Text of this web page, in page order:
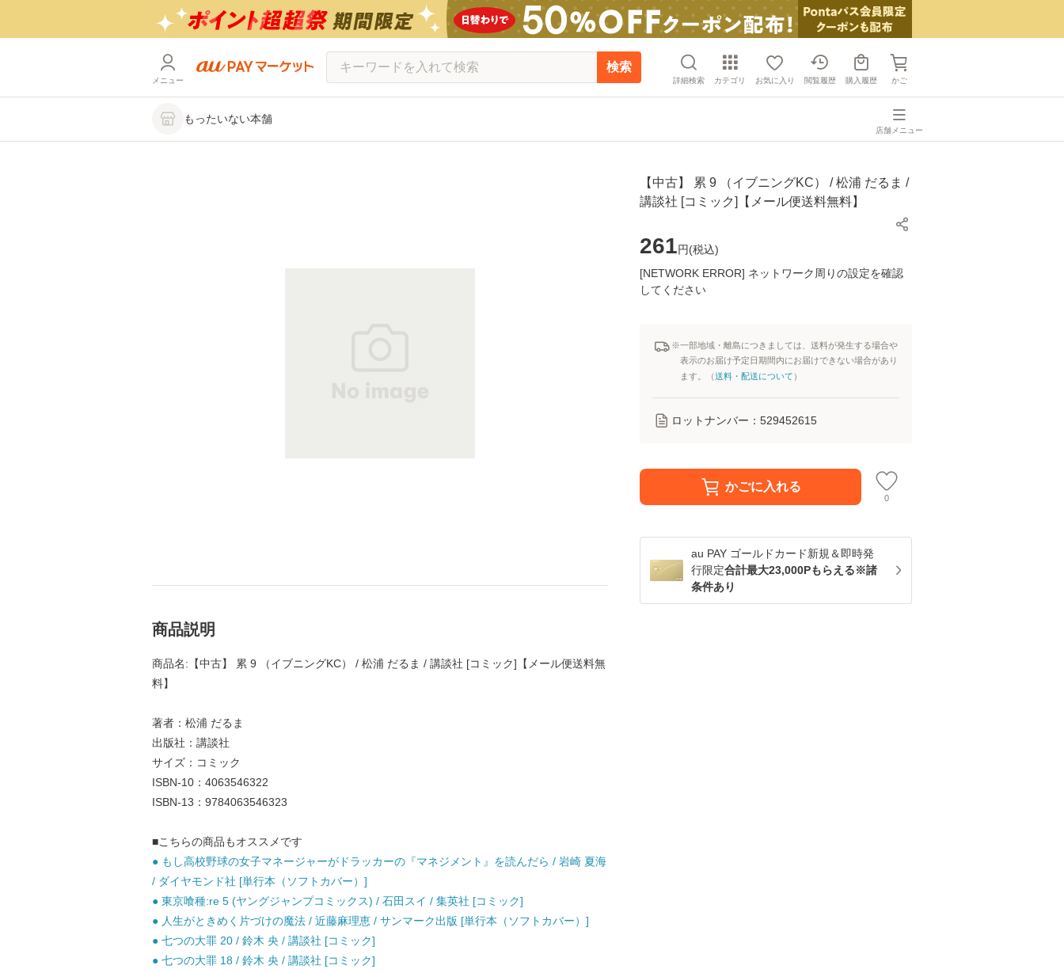
メニュー
検索
詳細検索 カテゴリ お気に入り 閲覧履歴 購入履歴 かご
もったいない本舗
店舗メニュー
【中古】 累 9 （イブニングKC） / 松浦 だるま /
講談社 [コミック]【メール便送料無料】
261円(税込)
[NETWORK ERROR] ネットワーク周りの設定を確認
してください
※一部地域・離島につきましては、送料が発生する場合や
表示のお届け予定日期間内にお届けできない場合があり
ます。（送料・配送について ）
ロットナンバー： 529452615
かごに入れる
0
au PAY ゴールドカード新規＆即時発
行限定合計最大23,000Pもらえる※諸
条件あり
商品説明
商品名:【中古】 累 9 （イブニングKC） / 松浦 だるま / 講談社 [コミック]【メール便送料無
料】
著者：松浦 だるま
出版社：講談社
サイズ：コミック
ISBN-10：4063546322
ISBN-13：9784063546323
■こちらの商品もオススメです
● もし高校野球の女子マネージャーがドラッカーの『マネジメント』を読んだら / 岩崎 夏海
/ ダイヤモンド社 [単行本（ソフトカバー）]
● 東京喰種:re 5 (ヤングジャンプコミックス) / 石田スイ / 集英社 [コミック]
● 人生がときめく片づけの魔法 / 近藤麻理恵 / サンマーク出版 [単行本（ソフトカバー）]
● 七つの大罪 20 / 鈴木 央 / 講談社 [コミック]
● 七つの大罪 18 / 鈴木 央 / 講談社 [コミック]